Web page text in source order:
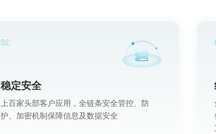
02.
稳定安全
上百家头部客户应用，全链条安全管控、防
护、加密机制保障信息及数据安全